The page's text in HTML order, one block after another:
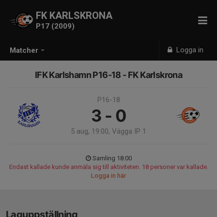
Matcher Logga in
FK KARLSKRONA
P17 (2009)
IFK Karlshamn P16-18 - FK Karlskrona
P16-18
3 - 0
5 aug, 19:00, Vägga IP 1
Samling 18:00
Endast kallade kunde anmäla sig till aktiviteten. 18 personer var kallade.
Logga in här
Laguppställning